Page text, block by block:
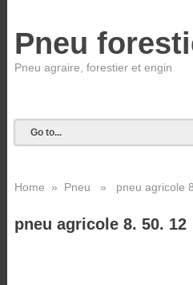
Pneu
Pneu agraire, forestier et engin
Home » Pneu » pneu agricole
pneu agricole 8. 50. 12